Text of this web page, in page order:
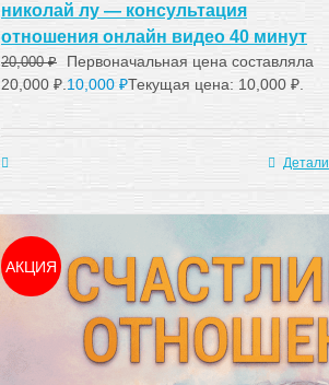
николай лу — консультация
отношения онлайн видео 40 минут
20,000₽
Первоначальная цена составляла
20,000 ₽. 10,000 ₽Текущая цена: 10,000 ₽.
Детали
АКЦИЯ